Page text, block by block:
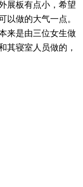
展板有点小，希望
以做的大气一点。
来是由三位女生做
其寝室人员做的，